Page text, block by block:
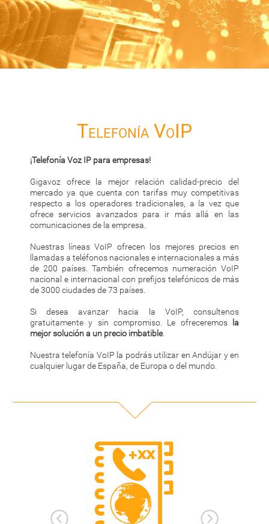
Telefonía VoIP
¡Telefonía Voz IP para empresas!
Gigavoz ofrece la mejor relación calidad-precio del
mercado ya que cuenta con tarifas muy competitivas
respecto a los operadores tradicionales, a la vez que
ofrece servicios avanzados para ir más allá en las
comunicaciones de la empresa.
Nuestras líneas VoIP ofrecen los mejores precios en
llamadas a teléfonos nacionales e internacionales a más
de 200 países. También ofrecemos numeración VoIP
nacional e internacional con prefijos telefónicos de más
de 3000 ciudades de 73 países.
Si desea avanzar hacia la VoIP, consultenos
gratuitamente y sin compromiso. Le ofreceremos
la
mejor solución a un precio imbatible.
Nuestra telefonía VoIP la podrás utilizar en Andújar y en
cualquier lugar de España, de Europa o del mundo.